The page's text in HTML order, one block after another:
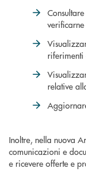
relative
Inoltre, nella nuova
comunicazioni e
e ricevere offerte e